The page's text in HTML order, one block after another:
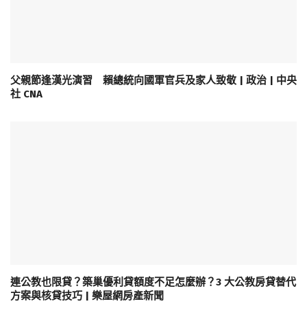
父親節逢漢光演習 賴總統向國軍官兵及家人致敬 | 政治 | 中央
社 CNA
連公教也限貸？築巢優利貸額度不足怎麼辦？3 大公教房貸替代
方案與核貸技巧 | 樂屋網房產新聞